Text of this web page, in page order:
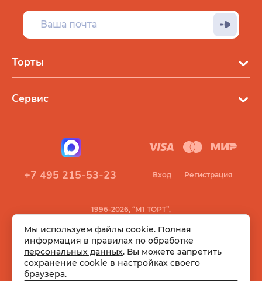
Торты
Сервис
1996-2026, “М1 ТОРТ”,
+7 495 215-53-23 Вход Регистрация
Мы используем файлы cookie. Полная
информация в правилах по обработке
персональных данных. Вы можете запретить
сохранение cookie в настройках своего
браузера.